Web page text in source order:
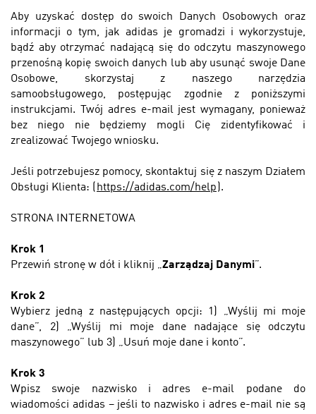
Aby uzyskać dostęp do swoich Danych Osobowych oraz
informacji o tym, jak adidas je gromadzi i wykorzystuje,
bądź aby otrzymać nadającą się do odczytu maszynowego
przenośną kopię swoich danych lub aby usunąć swoje Dane
Osobowe, skorzystaj z naszego narzędzia
samoobsługowego, postępując zgodnie z poniższymi
instrukcjami. Twój adres e-mail jest wymagany, ponieważ
bez niego nie będziemy mogli Cię zidentyfikować i
zrealizować Twojego wniosku.
Jeśli potrzebujesz pomocy, skontaktuj się z naszym Działem
Obsługi Klienta:
https://adidas.com/help ).
STRONA INTERNETOWA
Krok 1
Przewiń stronę w dół i kliknij „Zarządzaj Danymi”.
Krok 2
Wybierz jedną z następujących opcji: 1) „Wyślij mi moje
dane”, 2) „Wyślij mi moje dane nadające się odczytu
maszynowego” lub 3) „Usuń moje dane i konto”.
Krok 3
Wpisz swoje nazwisko i adres e-mail podane do
wiadomości adidas – jeśli to nazwisko i adres e-mail nie są